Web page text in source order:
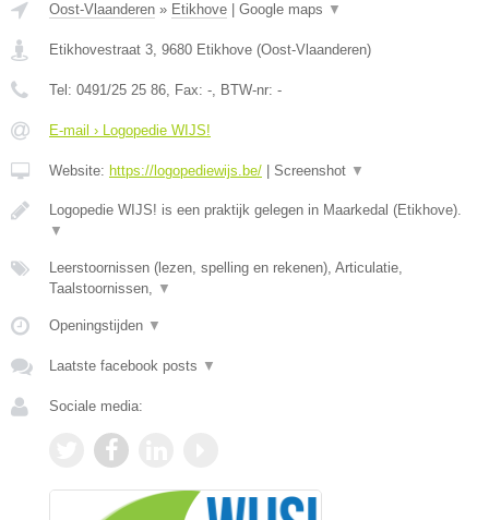
Oost-Vlaanderen » Etikhove Google maps ▼
Etikhovestraat 3, 9680 Etikhove (Oost-Vlaanderen)
Tel: 0491/25 25 86, Fax: -, BTW-nr: -
E-mail › Logopedie WIJS!
Website: https://logopediewijs.be/ Screenshot ▼
Logopedie WIJS! is een praktijk gelegen in Maarkedal (Etikhove).
▼
Leerstoornissen (lezen, spelling en rekenen), Articulatie,
Taalstoornissen, ▼
Openingstijden ▼
Laatste facebook posts ▼
Sociale media: